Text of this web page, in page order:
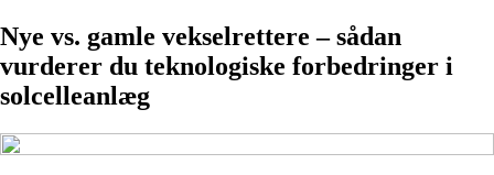
Nye vs. gamle vekselrettere – sådan
vurderer du teknologiske forbedringer i
solcelleanlæg